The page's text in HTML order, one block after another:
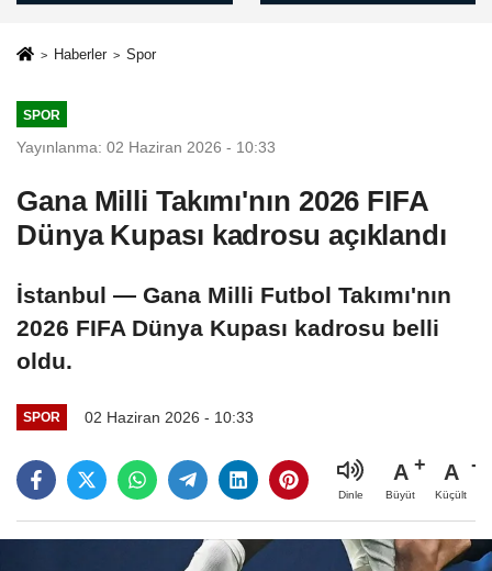
sağlanabileceğini
Haberler Spor
SPOR
Yayınlanma: 02 Haziran 2026 - 10:33
Gana Milli Takımı'nın 2026 FIFA
Dünya Kupası kadrosu açıklandı
İstanbul — Gana Milli Futbol Takımı'nın
2026 FIFA Dünya Kupası kadrosu belli
oldu.
SPOR 02 Haziran 2026 - 10:33
Dinle
A
Büyüt
A
Küçült